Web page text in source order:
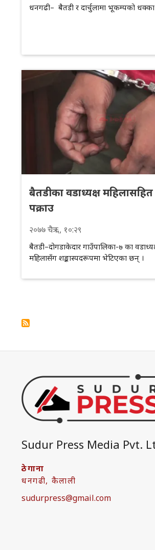
धनगढी– बैतडी र दार्चुलामा भूकम्पको
बैतडीका वडाध्यक्ष
पक्राउ
२०७७चैत्र६, १०:२९
बैतडी–दोगडाकेदार गाउँपालिका-७ का
महिलासँग शङ्कास्पदरूपमा भेटिएका छन् ।
Sudur Press Media Pvt.
ठेगाना
धनगढी, कैलाली
sudurpress@gmail.com